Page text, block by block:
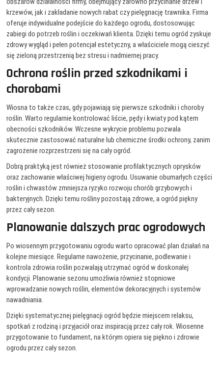
krzewów, jak i zakładanie nowych rabat czy pielęgnację trawnika. Firma
oferuje indywidualne podejście do każdego ogrodu, dostosowując
zabiegi do potrzeb roślin i oczekiwań klienta. Dzięki temu ogród zyskuje
zdrowy wygląd i pełen potencjał estetyczny, a właściciele mogą cieszyć
się zieloną przestrzenią bez stresu i nadmiernej pracy.
Ochrona roślin przed szkodnikami i
chorobami
Wiosna to także czas, gdy pojawiają się pierwsze szkodniki i choroby
roślin. Warto regularnie kontrolować liście, pędy i kwiaty pod kątem
obecności szkodników. Wczesne wykrycie problemu pozwala
skutecznie zastosować naturalne lub chemiczne środki ochrony, zanim
zagrożenie rozprzestrzeni się na cały ogród.
Dobrą praktyką jest również stosowanie profilaktycznych oprysków
oraz zachowanie właściwej higieny ogrodu. Usuwanie obumarłych części
roślin i chwastów zmniejsza ryzyko rozwoju chorób grzybowych i
bakteryjnych. Dzięki temu rośliny pozostają zdrowe, a ogród piękny
przez cały sezon.
Planowanie dalszych prac ogrodowych
Po wiosennym przygotowaniu ogrodu warto opracować plan działań na
kolejne miesiące. Regularne nawożenie, przycinanie, podlewanie i
kontrola zdrowia roślin pozwalają utrzymać ogród w doskonałej
kondycji. Planowanie sezonu umożliwia również stopniowe
wprowadzanie nowych roślin, elementów dekoracyjnych i systemów
nawadniania.
Dzięki systematycznej pielęgnacji ogród będzie miejscem relaksu,
spotkań z rodziną i przyjaciół oraz inspiracją przez cały rok. Wiosenne
przygotowanie to fundament, na którym opiera się piękno i zdrowie
ogrodu przez cały sezon.